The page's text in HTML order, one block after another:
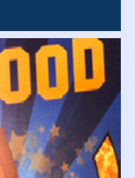
6-seitig Zick-
...